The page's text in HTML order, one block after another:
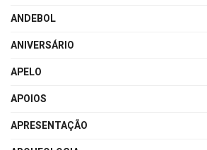
ANDEBOL
ANIVERSÁRIO
APELO
APOIOS
APRESENTAÇÃO